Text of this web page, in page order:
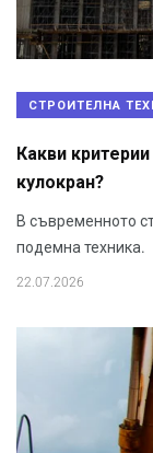
СТРОИТЕЛНА
Какви
кулокран?
В съвременното
подемна техника.
22.07.2026